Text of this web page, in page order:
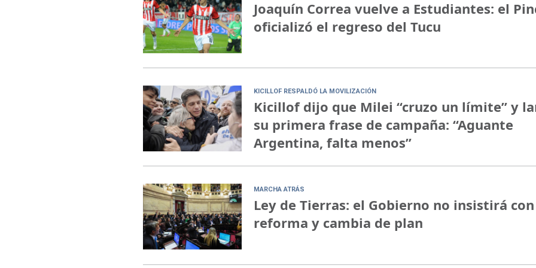
Joaquín Correa vuelve a Estudiantes: el
oficializó el regreso del Tucu
KICILLOF RESPALDÓ LA MOVILIZACIÓN
Kicillof dijo que Milei “cruzo un límite” y
su primera frase de campaña: “Aguante
Argentina, falta menos”
MARCHA ATRÁS
Ley de Tierras: el Gobierno no insistirá
reforma y cambia de plan